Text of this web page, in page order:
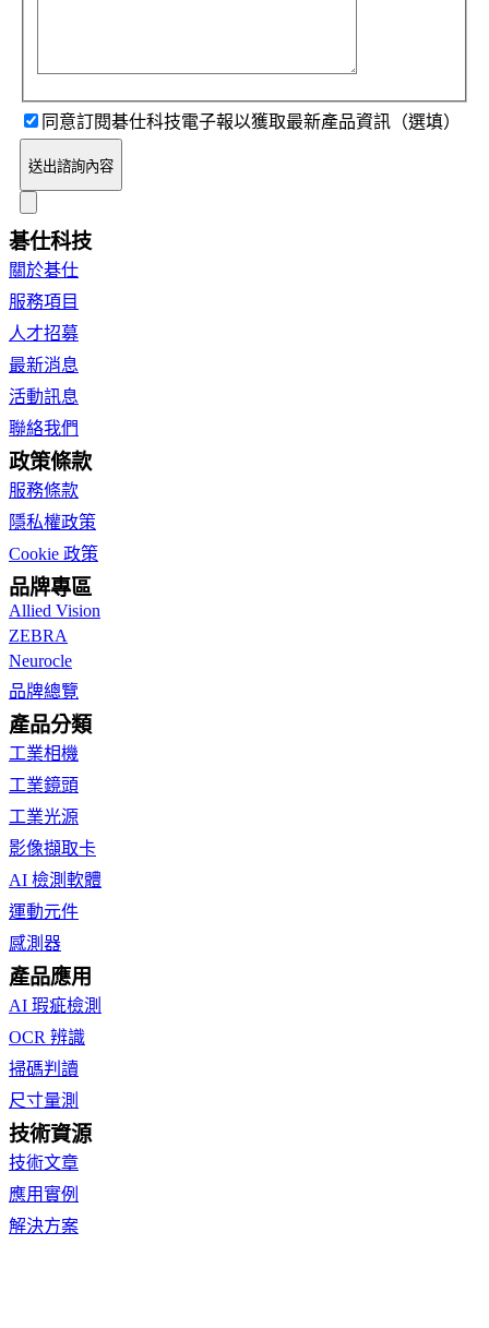
同意訂閱碁仕科技電子報以獲取最新產品資訊（選填）
送出諮詢內容
碁仕科技
關於碁仕
服務項目
人才招募
最新消息
活動訊息
聯絡我們
政策條款
服務條款
隱私權政策
Cookie 政策
品牌專區
Allied Vision
ZEBRA
Neurocle
品牌總覽
產品分類
工業相機
工業鏡頭
工業光源
影像擷取卡
AI 檢測軟體
運動元件
感測器
產品應用
AI 瑕疵檢測
OCR 辨識
掃碼判讀
尺寸量測
技術資源
技術文章
應用實例
解決方案